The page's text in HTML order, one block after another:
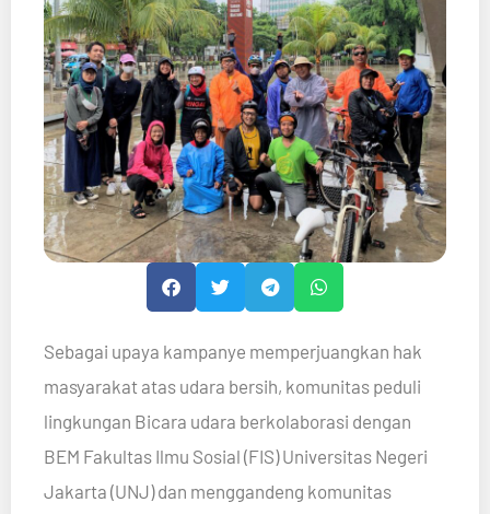
Sebagai upaya kampanye memperjuangkan hak
masyarakat atas udara bersih, komunitas peduli
lingkungan Bicara udara berkolaborasi dengan
BEM Fakultas Ilmu Sosial (FIS) Universitas Negeri
Jakarta (UNJ) dan menggandeng komunitas